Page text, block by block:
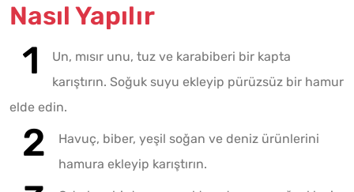
Nasıl Yapılır
Un, mısır unu, tuz ve karabiberi bir kapta
karıştırın. Soğuk suyu ekleyip pürüzsüz bir hamur
elde edin.
Havuç, biber, yeşil soğan ve deniz ürünlerini
hamura ekleyip karıştırın.